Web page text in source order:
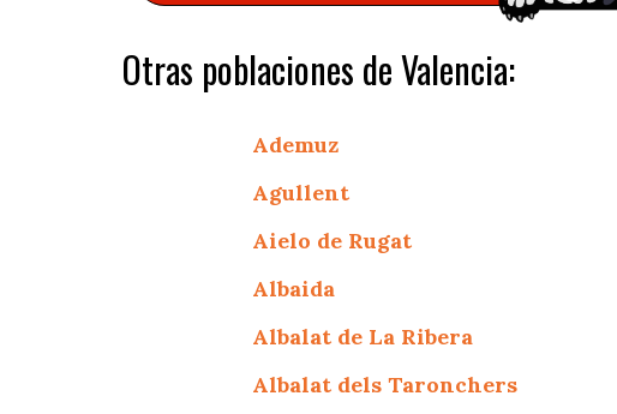
Otras poblaciones de Valencia:
Ademuz
Agullent
Aielo de Rugat
Albaida
Albalat de La Ribera
Albalat dels Taronchers